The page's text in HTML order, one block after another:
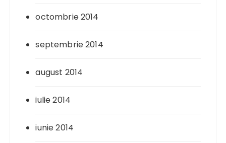
octombrie 2014
septembrie 2014
august 2014
iulie 2014
iunie 2014